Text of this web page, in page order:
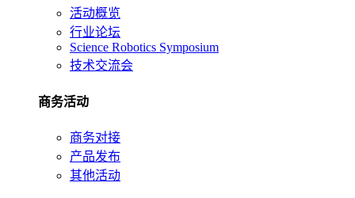
活动概览
行业论坛
Science Robotics Symposium
技术交流会
商务活动
商务对接
产品发布
其他活动